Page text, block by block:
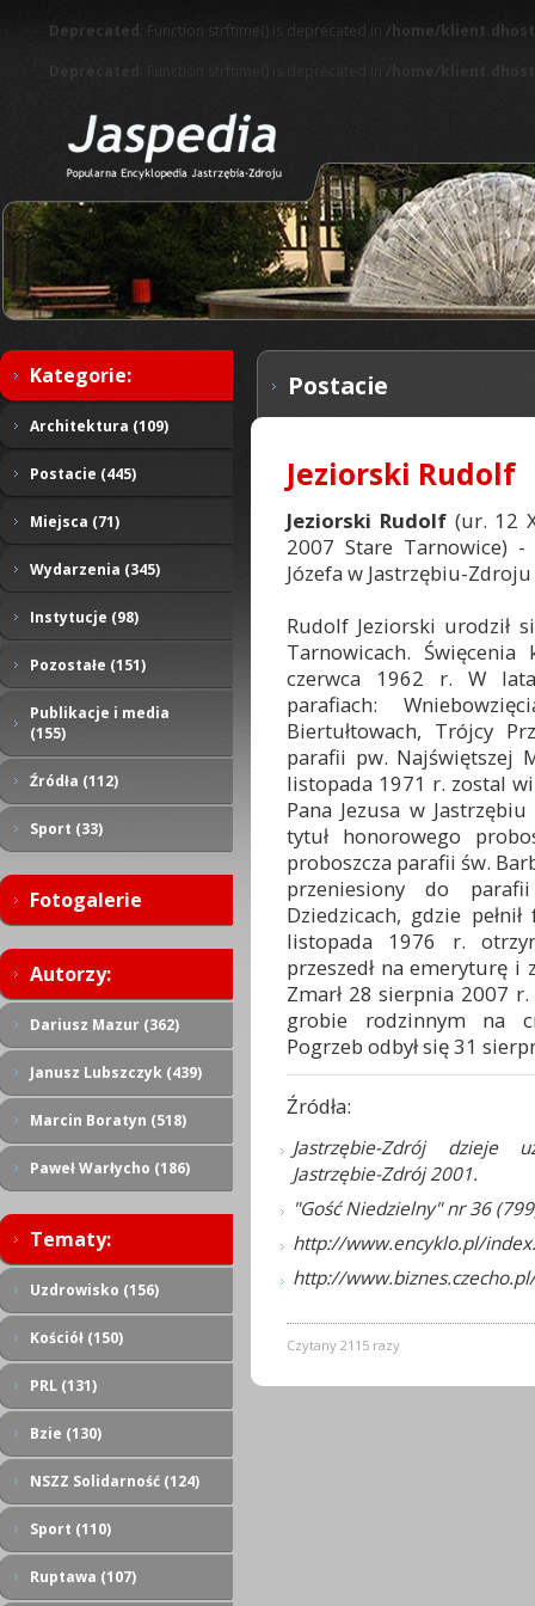
Deprecated : Function strftime() is deprecated in /home/
Kategorie:
Architektura (109)
Postacie (445)
Miejsca (71)
Wydarzenia (345)
Instytucje (98)
Pozostałe (151)
Publikacje i media
(155)
Źródła (112)
Sport (33)
Fotogalerie
Autorzy:
Dariusz Mazur (362)
Janusz Lubszczyk (439)
Marcin Boratyn (518)
Paweł Warłycho (186)
Tematy:
Uzdrowisko (156)
Kościół (150)
PRL (131)
Bzie (130)
NSZZ Solidarność (124)
Sport (110)
Ruptawa (107)
Postacie
Jeziorski Rudolf
Jeziorski Rudolf (ur. 12
2007 Stare Tarnowice)
Józefa w Jastrzębiu-Zdroju
Rudolf Jeziorski urodził
Tarnowicach. Święcenia
czerwca 1962 r. W
parafiach:
Biertułtowach, Trójcy
parafii pw. Najświętszej
listopada 1971 r. zostal
Pana Jezusa w
tytuł honorowego
proboszcza parafii św.
przeniesiony do
Dziedzicach, gdzie
listopada 1976 r.
przeszedł na emeryturę i
Zmarł 28 sierpnia 2007
grobie rodzinnym na
Pogrzeb odbył się 31
Źródła:
Jastrzębie-Zdrój dzieje
Jastrzębie-Zdrój 2001.
"Gość Niedzielny" nr 36
http://www.encyklo.pl/
http://
Czytany 2115 razy